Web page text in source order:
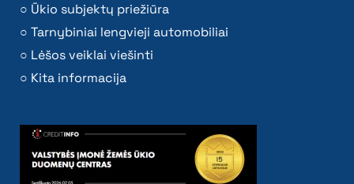
Ūkio subjektų priežiūra
Tarnybiniai lengvieji automobiliai
Lėšos veiklai viešinti
Kita informacija